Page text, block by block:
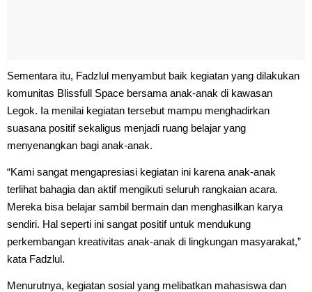
Sementara itu, Fadzlul menyambut baik kegiatan yang dilakukan
komunitas Blissfull Space bersama anak-anak di kawasan
Legok. Ia menilai kegiatan tersebut mampu menghadirkan
suasana positif sekaligus menjadi ruang belajar yang
menyenangkan bagi anak-anak.
“Kami sangat mengapresiasi kegiatan ini karena anak-anak
terlihat bahagia dan aktif mengikuti seluruh rangkaian acara.
Mereka bisa belajar sambil bermain dan menghasilkan karya
sendiri. Hal seperti ini sangat positif untuk mendukung
perkembangan kreativitas anak-anak di lingkungan masyarakat,”
kata Fadzlul.
Menurutnya, kegiatan sosial yang melibatkan mahasiswa dan